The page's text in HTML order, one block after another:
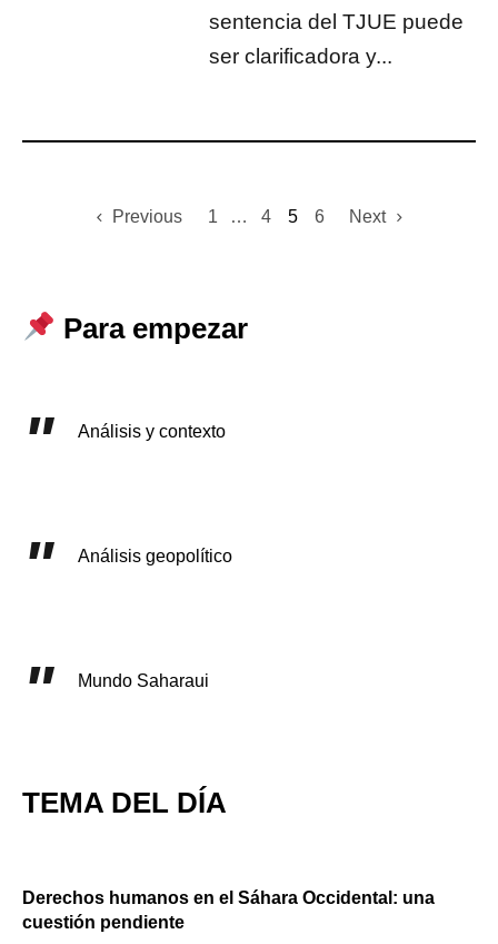
sentencia del TJUE puede
ser clarificadora y...
Previous 1 … 4 5 6 Next
Para empezar
Análisis y contexto
Análisis geopolítico
Mundo Saharaui
TEMA DEL DÍA
Derechos humanos en el Sáhara Occidental: una
cuestión pendiente